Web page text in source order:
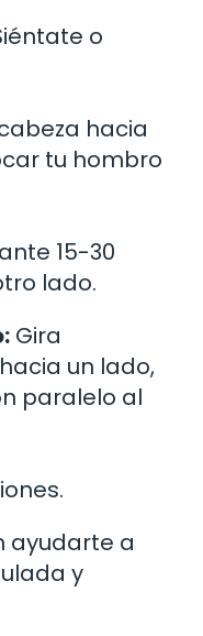
o
hacia
tu hombro
15-30
lado.
Gira
un lado,
paralelo al
ayudarte a
y